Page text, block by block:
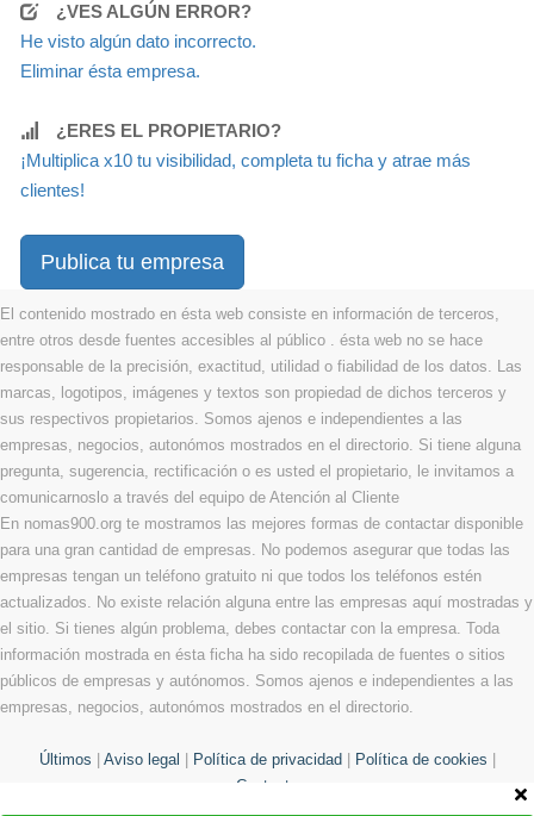
¿VES ALGÚN ERROR?
He visto algún dato incorrecto.
Eliminar ésta empresa.
¿ERES EL PROPIETARIO?
¡Multiplica x10 tu visibilidad, completa tu ficha y atrae más
clientes!
Publica tu empresa
El contenido mostrado en ésta web consiste en información de terceros,
entre otros desde fuentes accesibles al público . ésta web no se hace
responsable de la precisión, exactitud, utilidad o fiabilidad de los datos. Las
marcas, logotipos, imágenes y textos son propiedad de dichos terceros y
sus respectivos propietarios. Somos ajenos e independientes a las
empresas, negocios, autonómos mostrados en el directorio. Si tiene alguna
pregunta, sugerencia, rectificación o es usted el propietario, le invitamos a
comunicarnoslo a través del equipo de Atención al Cliente
En nomas900.org te mostramos las mejores formas de contactar disponible
para una gran cantidad de empresas. No podemos asegurar que todas las
empresas tengan un teléfono gratuito ni que todos los teléfonos estén
actualizados. No existe relación alguna entre las empresas aquí mostradas y
el sitio. Si tienes algún problema, debes contactar con la empresa. Toda
información mostrada en ésta ficha ha sido recopilada de fuentes o sitios
públicos de empresas y autónomos. Somos ajenos e independientes a las
empresas, negocios, autonómos mostrados en el directorio.
Últimos Aviso legal Política de privacidad Política de cookies
Contacto